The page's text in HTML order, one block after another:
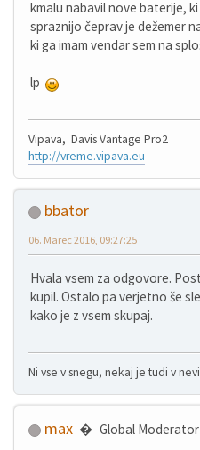
kmalu nabavil nove baterije,
spraznijo čeprav je dežemer
ki ga imam vendar sem na
lp
Vipava, Davis Vantage Pro2
http://vreme.vipava.eu
bbator
06. Marec 2016, 09:27:25
Hvala vsem za odgovore.
kupil. Ostalo pa verjetno še
kako je z vsem skupaj.
Ni vse v snegu, nekaj je tudi v
max
Global Moderator